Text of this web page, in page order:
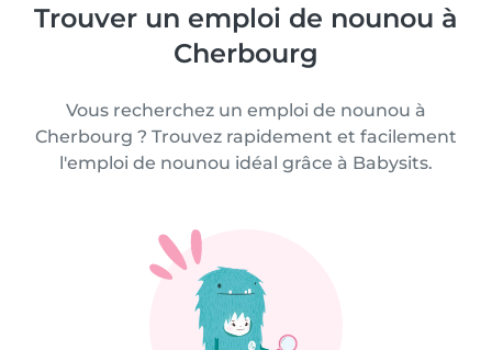
Trouver un emploi de nounou à
Cherbourg
Vous recherchez un emploi de nounou à
Cherbourg ? Trouvez rapidement et facilement
l'emploi de nounou idéal grâce à Babysits.